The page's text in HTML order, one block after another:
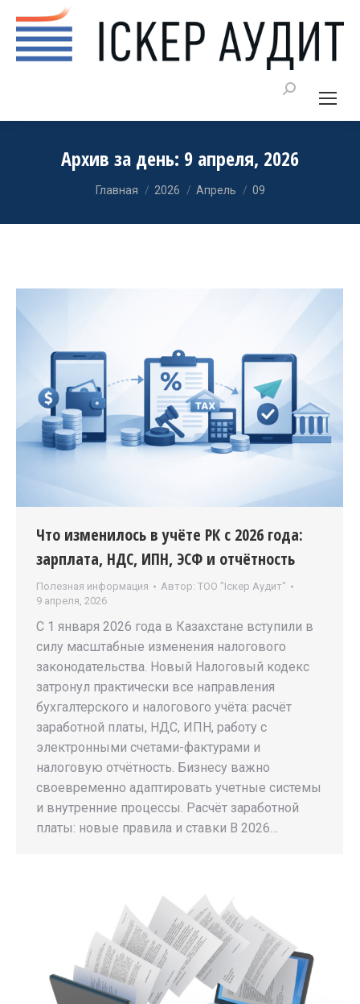
Поиск
Архив за день: 9 апреля, 2026
Вы здесь:
Главная 2026 Апрель 09
Что изменилось в учёте РК с 2026 года:
зарплата, НДС, ИПН, ЭСФ и отчётность
Полезная информация Автор: ТОО "Iскер Аудит"
9 апреля, 2026
С 1 января 2026 года в Казахстане вступили в
силу масштабные изменения налогового
законодательства. Новый Налоговый кодекс
затронул практически все направления
бухгалтерского и налогового учёта: расчёт
заработной платы, НДС, ИПН, работу с
электронными счетами-фактурами и
налоговую отчётность. Бизнесу важно
своевременно адаптировать учетные системы
и внутренние процессы. Расчёт заработной
платы: новые правила и ставки В 2026…